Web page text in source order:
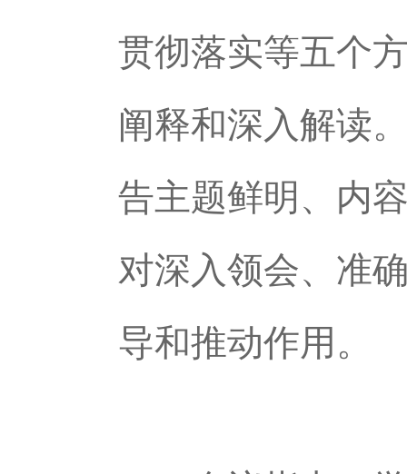
贯彻落实等五个
阐释和深入解读
告主题鲜明、内
对深入领会、准
导和推动作用。